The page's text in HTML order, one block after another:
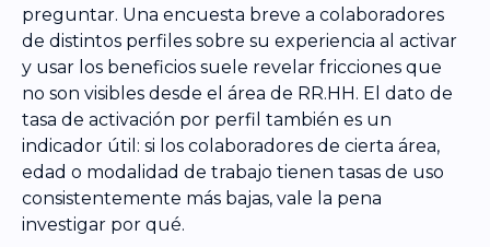
preguntar. Una encuesta breve a colaboradores
de distintos perfiles sobre su experiencia al activar
y usar los beneficios suele revelar fricciones que
no son visibles desde el área de RR.HH. El dato de
tasa de activación por perfil también es un
indicador útil: si los colaboradores de cierta área,
edad o modalidad de trabajo tienen tasas de uso
consistentemente más bajas, vale la pena
investigar por qué.